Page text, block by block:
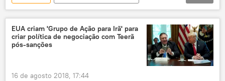
Mundo
Américas
Notícias
Irã
Washington
Mevlut Cavusoglu
Donald Trump
EUA criam 'Grupo de Ação para Irã' para
criar política de negociação com Teerã
pós-sanções
16 de agosto 2018, 17:44